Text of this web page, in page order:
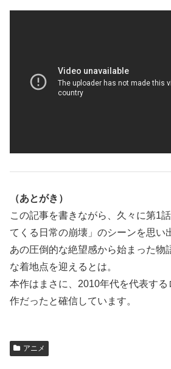
（あとがき）
この記事を書きながら、久々に第1
てくる日常の崩壊」のシーンを思い
あの圧倒的な絶望感から始まった物
な着地点を迎えるとは。
本作はまさに、2010年代を代表す
作だったと確信しています。
アニメ